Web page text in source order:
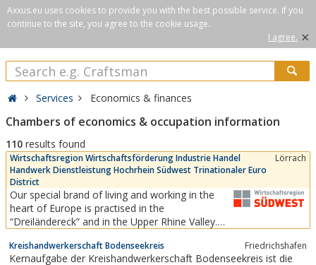
Axxus.eu uses cookies to provide you with the best possible service. If you
continue to the site, you agree to the cookie usage.
I agree. ×
Services Economics & finances
Chambers of economics & occupation information
110 results found
Wirtschaftsregion Wirtschaftsförderung Industrie Handel
Handwerk Dienstleistung Hochrhein Südwest Trinationaler Euro
District
Lörrach
Our special brand of living and working in the
heart of Europe is practised in the
“Dreiländereck” and in the Upper Rhine Valley.
(“Wirtschaftsregion Südwest”) is directly linked
to the Swiss market and to Alsace in France. It is
Kreishandwerkerschaft Bodenseekreis Friedrichshafen
Kernaufgabe der Kreishandwerkerschaft Bodenseekreis ist die